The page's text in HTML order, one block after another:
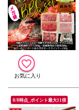
8/8時点_ポイント最大11倍